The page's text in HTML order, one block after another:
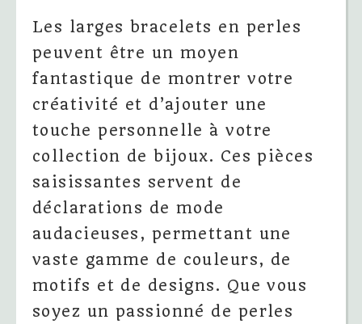
Les larges bracelets en perles
peuvent être un moyen
fantastique de montrer votre
créativité et d’ajouter une
touche personnelle à votre
collection de bijoux. Ces pièces
saisissantes servent de
déclarations de mode
audacieuses, permettant une
vaste gamme de couleurs, de
motifs et de designs. Que vous
soyez un passionné de perles